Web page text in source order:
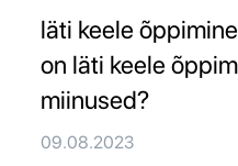
läti keele
on läti keele
miinused?
09.08.2023